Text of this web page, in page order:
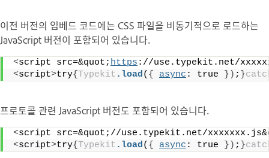
이전 버전의 임베드 코드에는 CSS 파일을 비동기적으로 로드하는
JavaScript 버전이 포함되어 있습니다.
<script src=&quot; https ://use.typekit.net/
<script>try{Typekit .load( { async : true }) ; }
프로토콜 관련 JavaScript 버전도 포함되어 있습니다.
<script src=&quot;//use.typekit.net/
<script>try{Typekit .load( { async : true }) ; }